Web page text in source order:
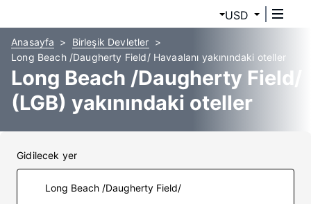
USD
Anasayfa
Birleşik Devletler
Long Beach /Daugherty Field/ Havaalanı yakınındaki oteller
Long Beach /Daugherty Field/
(LGB) yakınındaki oteller
Gidilecek yer